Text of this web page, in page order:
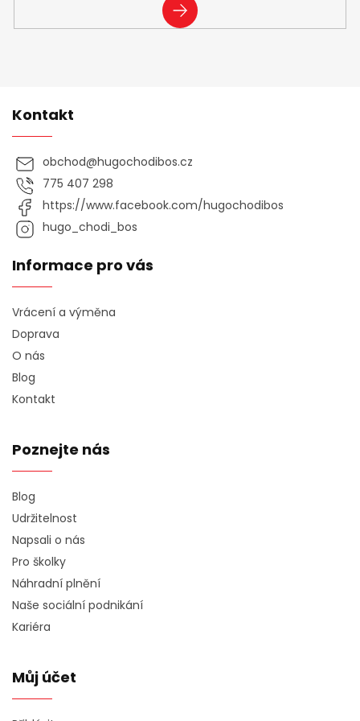
PŘIHLÁSIT
SE
Kontakt
obchod@hugochodibos.cz
775 407 298
https://www.facebook.com/hugochodibos
hugo_chodi_bos
Informace pro vás
Vrácení a výměna
Doprava
O nás
Blog
Kontakt
Poznejte nás
Blog
Udržitelnost
Napsali o nás
Pro školky
Náhradní plnění
Naše sociální podnikání
Kariéra
Můj účet